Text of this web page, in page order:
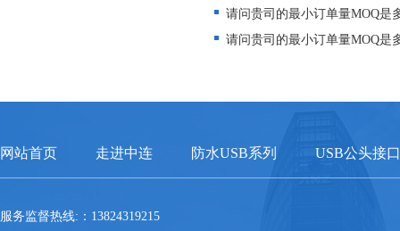
请问贵司的最小订单量MOQ是
请问贵司的最小订单量MOQ是
网站首页 走进中连 防水USB系列 USB公头接口
服务监督热线:：13824319215